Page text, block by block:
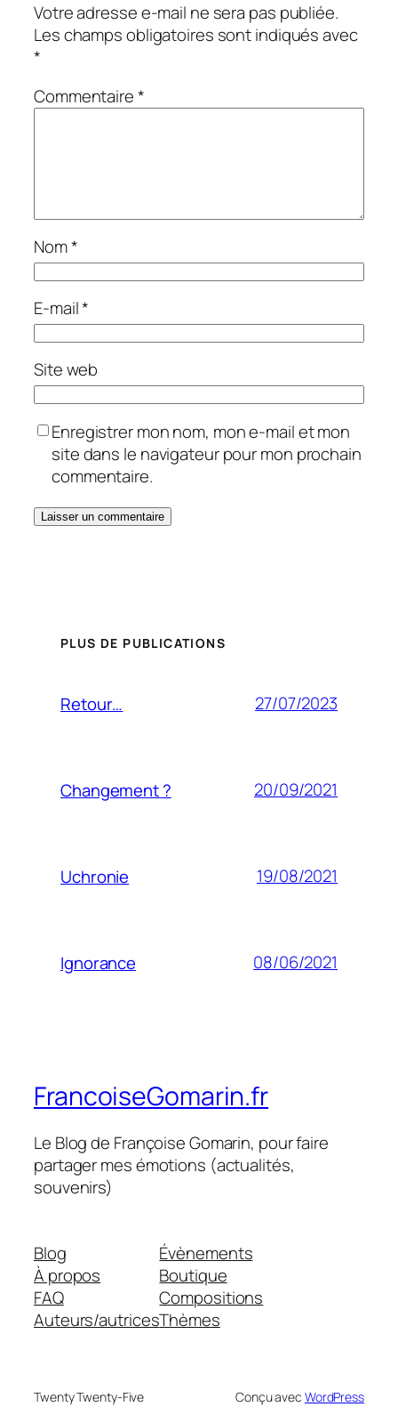
Votre adresse e-mail ne sera pas publiée.
Les champs obligatoires sont indiqués avec
*
Commentaire*
Nom*
E-mail*
Site web
Enregistrer mon nom, mon e-mail et mon
site dans le navigateur pour mon prochain
commentaire.
PLUS DE PUBLICATIONS
Retour… 27/07/2023
Changement ? 20/09/2021
Uchronie 19/08/2021
Ignorance 08/06/2021
FrancoiseGomarin.fr
Le Blog de Françoise Gomarin, pour faire
partager mes émotions (actualités,
souvenirs)
Blog
À propos
FAQ
Auteurs/autrices
Évènements
Boutique
Compositions
Thèmes
Twenty Twenty-Five Conçu avec WordPress